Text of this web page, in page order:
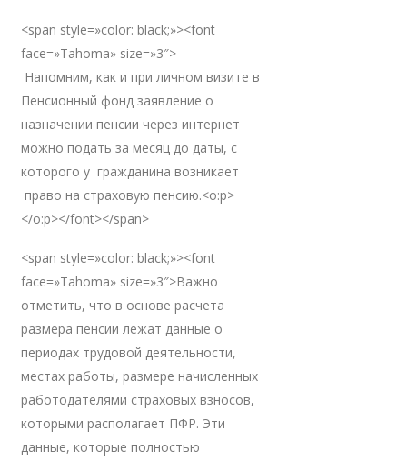
<span style=»color: black;»><font
face=»Tahoma» size=»3″>
Напомним, как и при личном визите в
Пенсионный фонд заявление о
назначении пенсии через интернет
можно подать за месяц до даты, с
которого у гражданина возникает
право на страховую пенсию.<o:p>
</o:p></font></span>
<span style=»color: black;»><font
face=»Tahoma» size=»3″>Важно
отметить, что в основе расчета
размера пенсии лежат данные о
периодах трудовой деятельности,
местах работы, размере начисленных
работодателями страховых взносов,
которыми располагает ПФР. Эти
данные, которые полностью